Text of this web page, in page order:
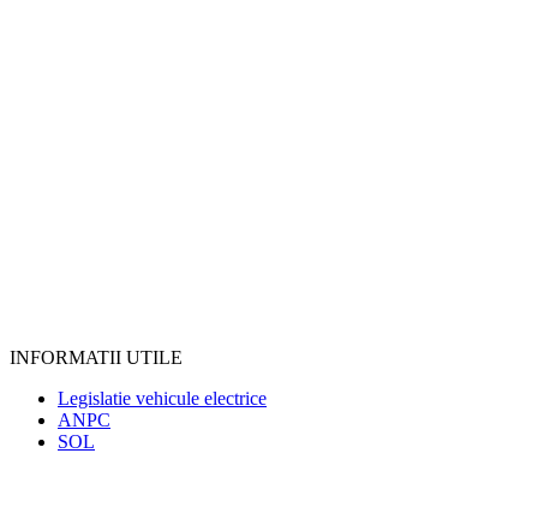
INFORMATII UTILE
Legislatie vehicule electrice
ANPC
SOL